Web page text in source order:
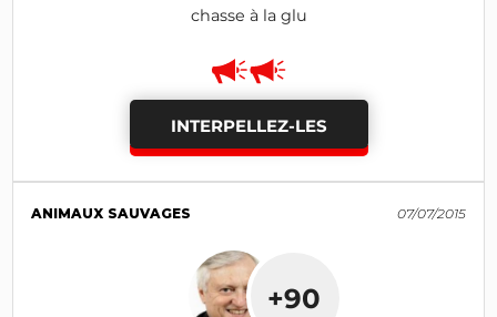
chasse à la glu
INTERPELLEZ-LES
ANIMAUX SAUVAGES 07/07/2015
+90